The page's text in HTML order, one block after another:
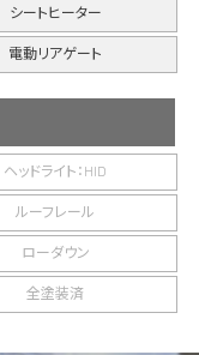
シートヒーター
電動リアゲート
ヘッドライト：HID
ルーフレール
ローダウン
全塗装済